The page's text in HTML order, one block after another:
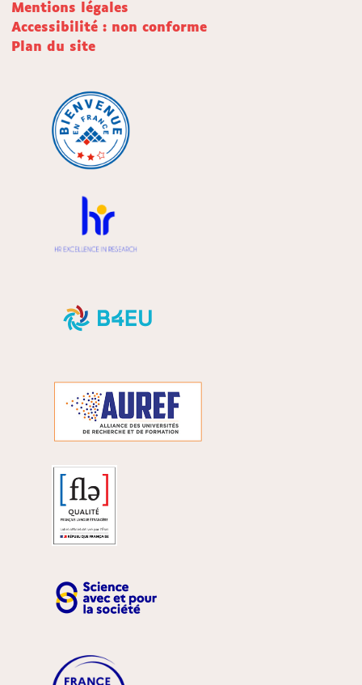
Mentions légales
Accessibilité : non conforme
Plan du site